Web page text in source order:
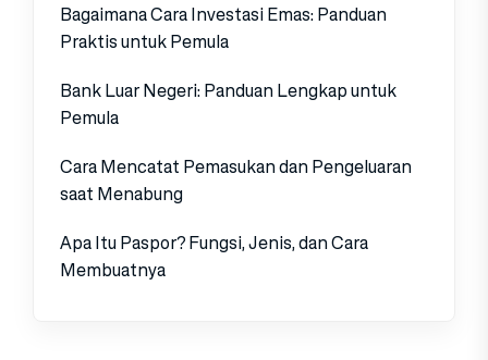
Bagaimana Cara Investasi Emas: Panduan
Praktis untuk Pemula
Bank Luar Negeri: Panduan Lengkap untuk
Pemula
Cara Mencatat Pemasukan dan Pengeluaran
saat Menabung
Apa Itu Paspor? Fungsi, Jenis, dan Cara
Membuatnya